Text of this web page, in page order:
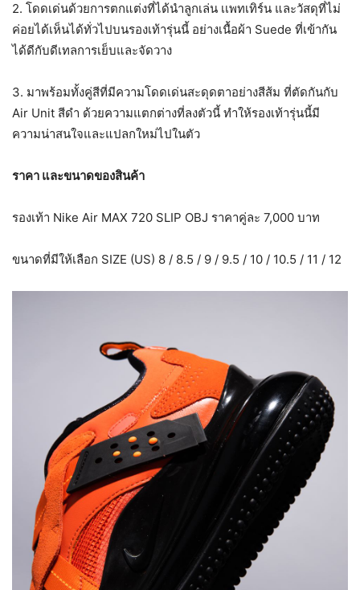
2. โดดเด่นด้วยการตกแต่งที่ได้นำลูกเล่น เเพทเทิร์น และวัสดุที่ไม่
ค่อยได้เห็นได้ทั่วไปบนรองเท้ารุ่นนี้ อย่างเนื้อผ้า Suede ที่เข้ากัน
ได้ดีกับดีเทลการเย็บและจัดวาง
3. มาพร้อมทั้งคู่สีที่มีความโดดเด่นสะดุดตาอย่างสีส้ม ที่ตัดกันกับ
Air Unit สีดำ ด้วยความแตกต่างที่ลงตัวนี้ ทำให้รองเท้ารุ่นนี้มี
ความน่าสนใจและแปลกใหม่ไปในตัว
ราคา และขนาดของสินค้า
รองเท้า Nike Air MAX 720 SLIP OBJ ราคาคู่ละ 7,000 บาท
ขนาดที่มีให้เลือก SIZE (US) 8 / 8.5 / 9 / 9.5 / 10 / 10.5 / 11 / 12